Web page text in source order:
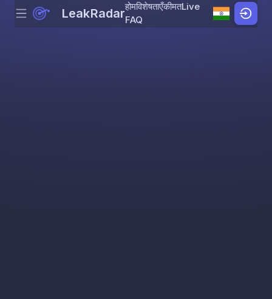
Skip to content
Menu LeakRadarहोमविशेषताएँकीमतLive
FAQ